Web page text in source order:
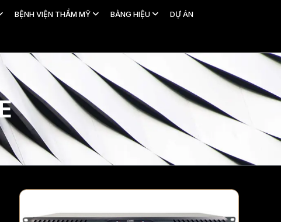
BỆNH VIỆN THẨM MỸ BẢNG HIỆU DỰ ÁN